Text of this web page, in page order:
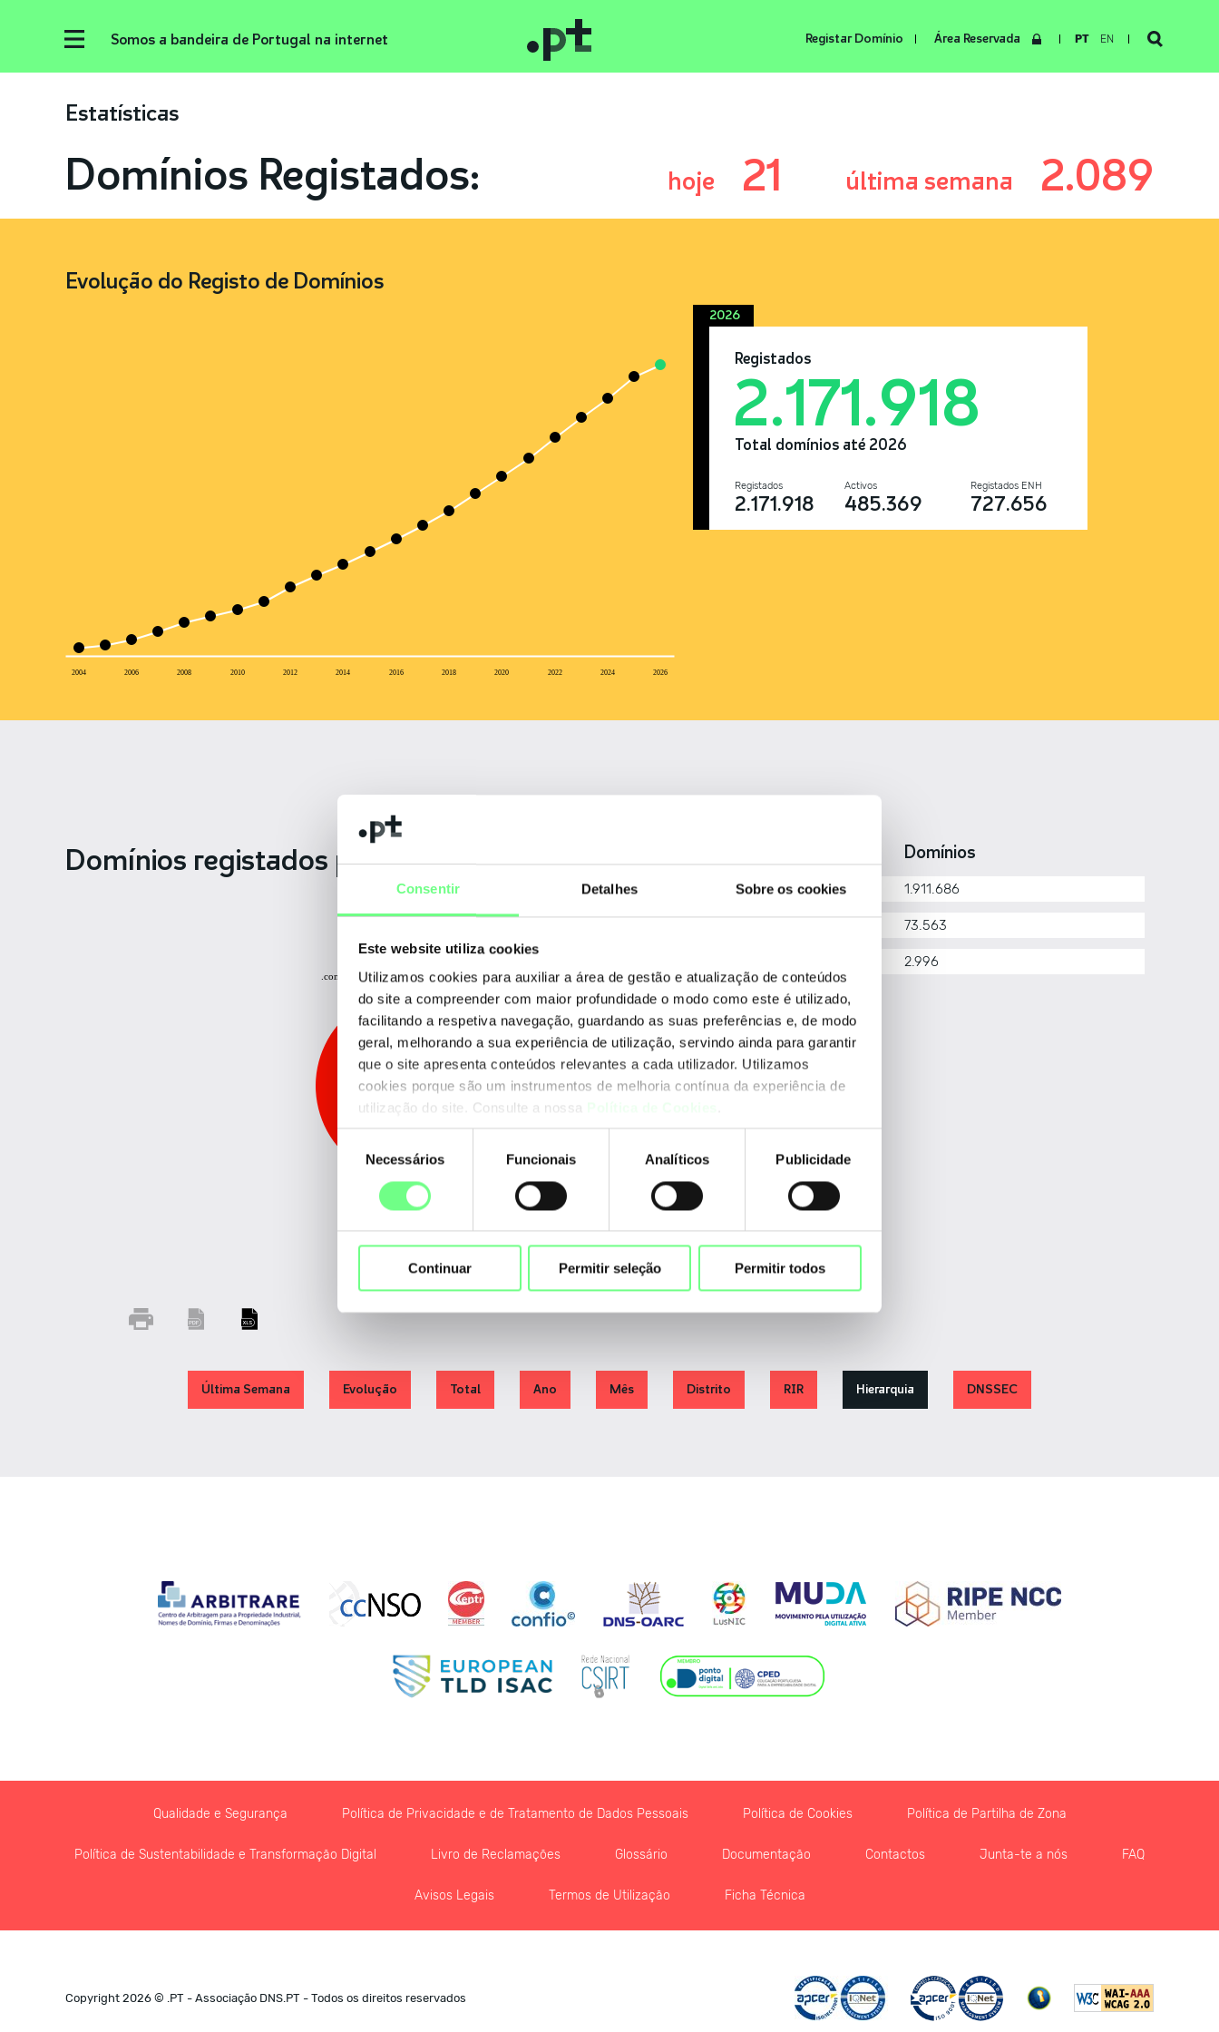
Consentir Detalhes Sobre os cookies
Este website utiliza cookies
Utilizamos cookies para auxiliar a área de gestão e atualização de conteúdos
do site a compreender com maior profundidade o modo como este é utilizado,
facilitando a respetiva navegação, guardando as suas preferências e, de modo
geral, melhorando a sua experiência de utilização, servindo ainda para garantir
que o site apresenta conteúdos relevantes a cada utilizador. Utilizamos
cookies porque são um instrumentos de melhoria contínua da experiência de
utilização do site. Consulte a nossa
consentimento
Necessários Funcionais Analíticos Publicidade
Continuar Permitir seleção Permitir todos
Somos a bandeira de Portugal na internet Registar Domínio Área Reservada PT EN
Estatísticas
Domínios Registados: hoje 21 última semana 2.089
Evolução do Registo de Domínios
2004 2006 2008 2010 2012 2014 2016 2018 2020 2022 2024 2026
2026
Registados
2.171.918
Total domínios até 2026
Registados
2.171.918
Activos
485.369
Registados ENH
727.656
Domínios registados por Hierarquia
.com.pt: 3.70%
Domínios
.pt 1.911.686
73.563
2.996
Última Semana Evolução Total Ano Mês Distrito RIR Hierarquia DNSSEC
Qualidade e Segurança Política de Privacidade e de Tratamento de Dados Pessoais Política de Cookies Política de Partilha de Zona
Política de Sustentabilidade e Transformação Digital Livro de Reclamações Glossário Documentação Contactos Junta-te a nós FAQ
Avisos Legais Termos de Utilização Ficha Técnica
Copyright 2026 © .PT - Associação DNS.PT - Todos os direitos reservados